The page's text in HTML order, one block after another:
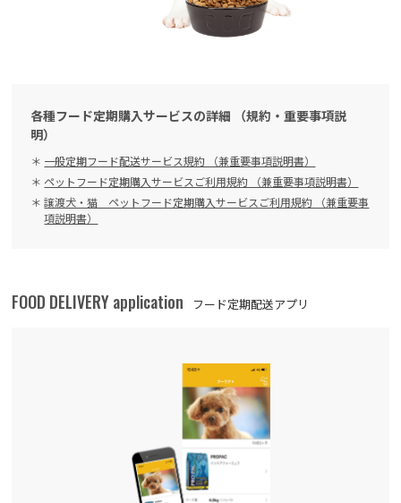
各種フード定期購入サービスの詳細 （規約・重要事項説
明）
一般定期フード配送サービス規約 （兼重要事項説明書）
ペットフード定期購入サービスご利用規約 （兼重要事項説明書）
譲渡犬・猫 ペットフード定期購入サービスご利用規約 （兼重要事
項説明書）
FOOD DELIVERY application フード定期配送アプリ